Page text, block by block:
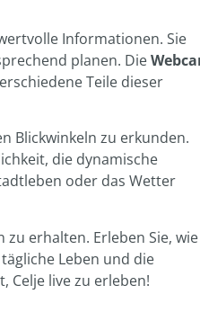
Informationen. Sie
planen. Die
Teile dieser
Blickwinkeln zu erkunden.
die dynamische
oder das Wetter
zu erhalten. Erleben Sie, wie
Leben und die
Celje live zu erleben!